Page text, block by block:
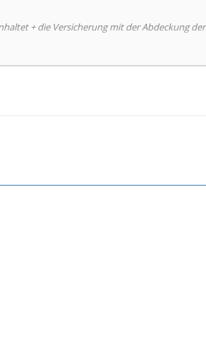
+ die Versicherung mit der Abdeckung der